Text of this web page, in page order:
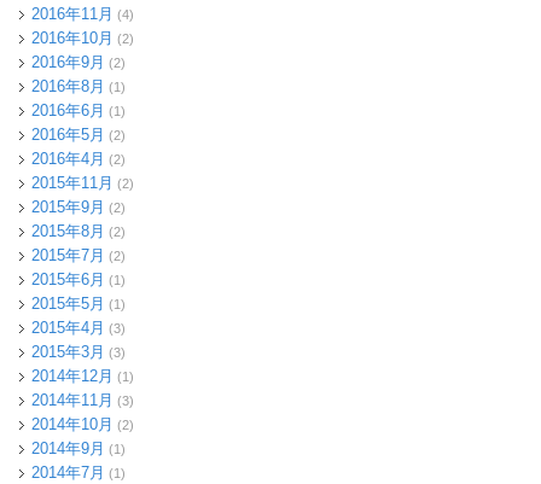
2016年11月 (4)
2016年10月 (2)
2016年9月 (2)
2016年8月 (1)
2016年6月 (1)
2016年5月 (2)
2016年4月 (2)
2015年11月 (2)
2015年9月 (2)
2015年8月 (2)
2015年7月 (2)
2015年6月 (1)
2015年5月 (1)
2015年4月 (3)
2015年3月 (3)
2014年12月 (1)
2014年11月 (3)
2014年10月 (2)
2014年9月 (1)
2014年7月 (1)